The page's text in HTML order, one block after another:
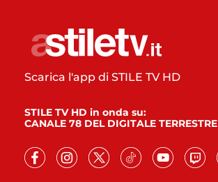
Scarica l'app di STILE TV HD
STILE TV HD in onda su:
CANALE 78 DEL DIGITALE TERRESTRE